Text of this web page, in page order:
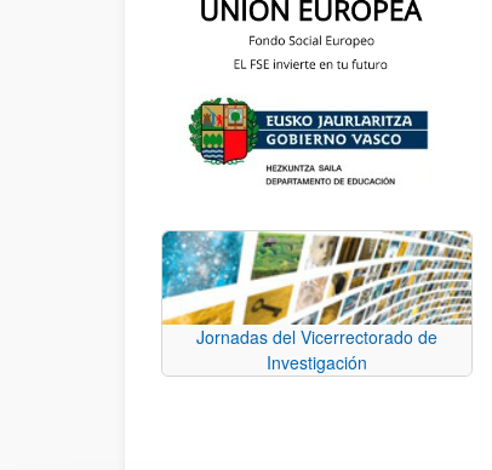
Jornadas del Vicerrectorado de
Investigación